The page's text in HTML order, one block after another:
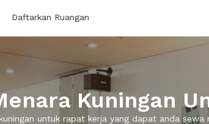
Daftarkan Ruangan
Kuningan
untuk rapat kerja yang dapat anda sewa